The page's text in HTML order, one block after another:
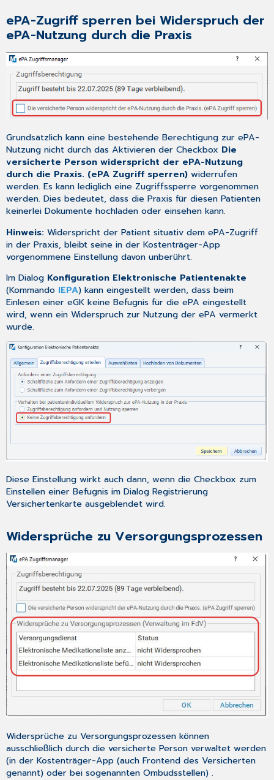
ePA-Zugriff sperren bei Widerspruch der
ePA-Nutzung durch die Praxis
Grundsätzlich kann eine bestehende Berechtigung zur ePA-
Nutzung nicht durch das Aktivieren der Checkbox Die
versicherte Person widerspricht der ePA-Nutzung
durch die Praxis. (ePA Zugriff sperren) widerrufen
werden. Es kann lediglich eine Zugriffssperre vorgenommen
werden. Dies bedeutet, dass die Praxis für diesen Patienten
keinerlei Dokumente hochladen oder einsehen kann.
Hinweis:Widerspricht der Patient situativ dem ePA-Zugriff
in der Praxis, bleibt seine in der Kostenträger-App
vorgenommene Einstellung davon unberührt.
Im Dialog Konfiguration Elektronische Patientenakte
(Kommando IEPA) kann eingestellt werden, dass beim
Einlesen einer eGK keine Befugnis für die ePA eingestellt
wird, wenn ein Widerspruch zur Nutzung der ePA vermerkt
wurde.
Diese Einstellung wirkt auch dann, wenn die Checkbox zum
Einstellen einer Befugnis im DialogRegistrierung
Versichertenkarte ausgeblendet wird.
Widersprüche zu Versorgungsprozessen
Widersprüche zu Versorgungsprozessen können
ausschließlich durch die versicherte Person verwaltet werden
(in der Kostenträger-App (auchFrontend des Versicherten
genannt) oder bei sogenannten Ombudsstellen) .